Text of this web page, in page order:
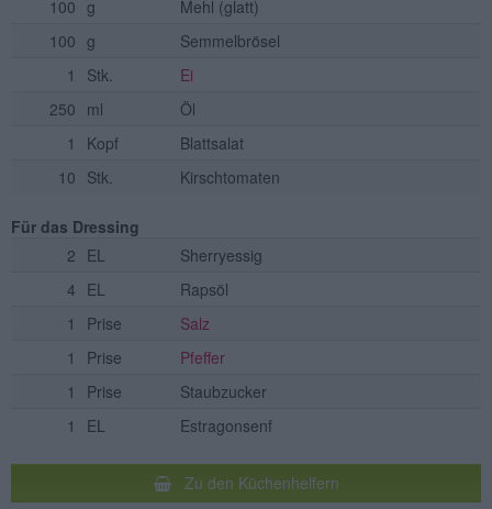
100 g Mehl (glatt)
100 g
Semmelbrösel
1
Stk.
Ei
250 ml
Öl
1
Kopf
Blattsalat
10 Stk. Kirschtomaten
Für das Dressing
2 EL
Sherryessig
4 EL
Rapsöl
1
Prise
Salz
1
Prise
Pfeffer
1
Prise
Staubzucker
1
EL Estragonsenf
Zu den Küchenhelfern